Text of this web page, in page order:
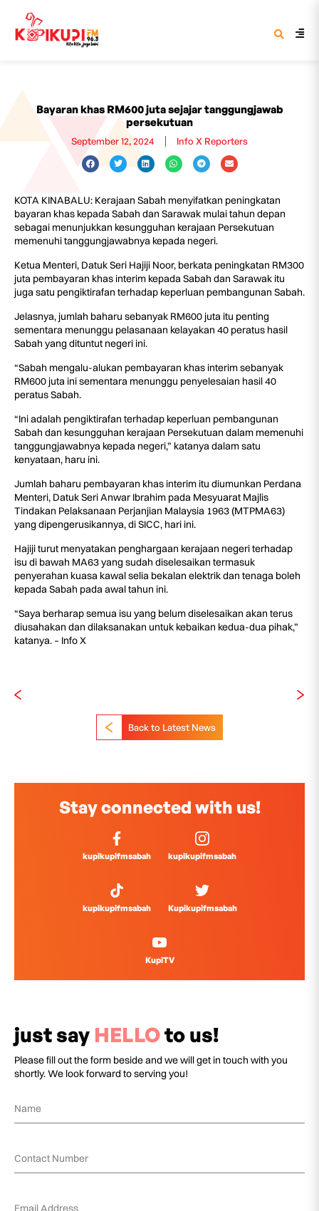
Bayaran khas RM600 juta sejajar tanggungjawab
persekutuan
September 12, 2024 Info X Reporters
KOTA KINABALU: Kerajaan Sabah menyifatkan peningkatan
bayaran khas kepada Sabah dan Sarawak mulai tahun depan
sebagai menunjukkan kesungguhan kerajaan Persekutuan
memenuhi tanggungjawabnya kepada negeri.
Ketua Menteri, Datuk Seri Hajiji Noor, berkata peningkatan RM300
juta pembayaran khas interim kepada Sabah dan Sarawak itu
juga satu pengiktirafan terhadap keperluan pembangunan Sabah.
Jelasnya, jumlah baharu sebanyak RM600 juta itu penting
sementara menunggu pelasanaan kelayakan 40 peratus hasil
Sabah yang dituntut negeri ini.
“Sabah mengalu-alukan pembayaran khas interim sebanyak
RM600 juta ini sementara menunggu penyelesaian hasil 40
peratus Sabah.
“Ini adalah pengiktirafan terhadap keperluan pembangunan
Sabah dan kesungguhan kerajaan Persekutuan dalam memenuhi
tanggungjawabnya kepada negeri,” katanya dalam satu
kenyataan, haru ini.
Jumlah baharu pembayaran khas interim itu diumunkan Perdana
Menteri, Datuk Seri Anwar Ibrahim pada Mesyuarat Majlis
Tindakan Pelaksanaan Perjanjian Malaysia 1963 (MTPMA63)
yang dipengerusikannya, di SICC, hari ini.
Hajiji turut menyatakan penghargaan kerajaan negeri terhadap
isu di bawah MA63 yang sudah diselesaikan termasuk
penyerahan kuasa kawal selia bekalan elektrik dan tenaga boleh
kepada Sabah pada awal tahun ini.
“Saya berharap semua isu yang belum diselesaikan akan terus
diusahakan dan dilaksanakan untuk kebaikan kedua-dua pihak,”
katanya. – Info X
Back to Latest News
Stay connected with us!
kupikupifmsabah kupikupifmsabah
kupikupifmsabah Kupikupifmsabah
KupiTV
just say HELLOto us!
Please fill out the form beside and we will get in touch with you
shortly. We look forward to serving you!